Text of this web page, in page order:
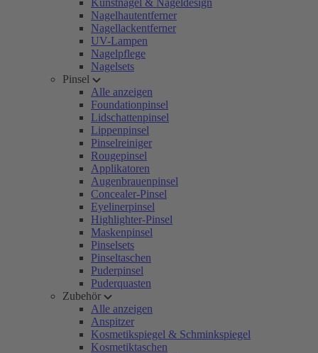
Kunstnägel & Nageldesign
Nagelhautentferner
Nagellackentferner
UV-Lampen
Nagelpflege
Nagelsets
Pinsel
Alle anzeigen
Foundationpinsel
Lidschattenpinsel
Lippenpinsel
Pinselreiniger
Rougepinsel
Applikatoren
Augenbrauenpinsel
Concealer-Pinsel
Eyelinerpinsel
Highlighter-Pinsel
Maskenpinsel
Pinselsets
Pinseltaschen
Puderpinsel
Puderquasten
Zubehör
Alle anzeigen
Anspitzer
Kosmetikspiegel & Schminkspiegel
Kosmetiktaschen